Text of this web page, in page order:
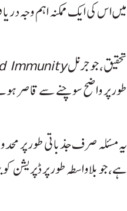
میں اس کی ایک ممکنہ اہم وجہ
تحقیق، جو جرنلImmunity
طور پر واضح سوچنے سے قاصر
یہ مسئلہ صرف جذباتی طور پر
ہے، جو بلاواسطہ طور پر ڈپریشن